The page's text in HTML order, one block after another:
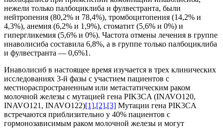
нежели только палбоциклиба и фулвестранта, были
нейтропения (80,2% и 78,4%), тромбоцитопения (14,2% и
4,3%), анемия (6,2% и 1,9%), стоматит (5,6% и 0%) и
гипергликемия (5,6% и 0%). Частота отмены лечения в группе
инаволисиба составила 6,8%, а в группе только палбоциклиба
и фулвестранта — 0,6%1.
Инаволисиб в настоящее время изучается в трех клинических
исследованиях 3-й фазы с участием пациентов с
местнораспространенным или метастатическим раком
молочной железы с мутацией гена PIK3CA (INAVO120,
INAVO121, INAVO122)[1],[2],[3] Мутации гена PIK3CA
встречаются приблизительно у 40% пациентов с
гормонозависимым раком молочной железы и могут